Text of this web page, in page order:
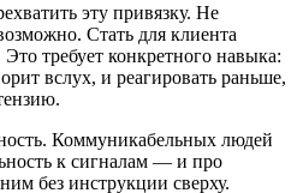
эту привязку. Не
Стать для клиента
требует конкретного навыка:
вслух, и реагировать раньше,
Коммуникабельных людей
к сигналам — и про
без инструкции сверху.